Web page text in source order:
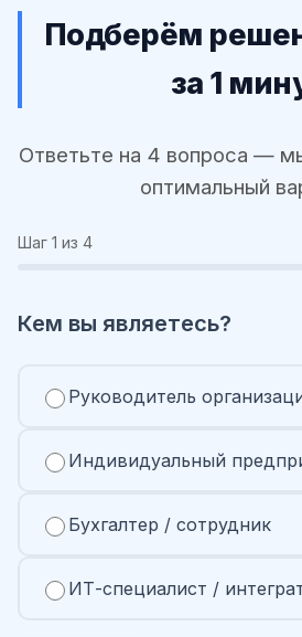
Подберём
за 1
Ответьте на 4 вопроса —
оптимальный
Шаг 1 из 4
Кем вы являетесь?
Руководитель
Индивидуальный
Бухгалтер / сотрудник
ИТ-специалист /